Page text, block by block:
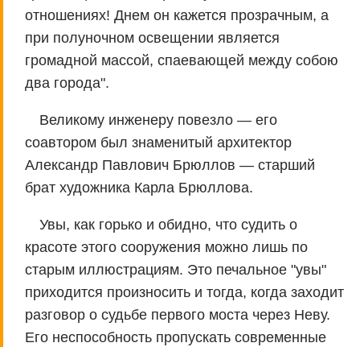
отношениях! Днем он кажется прозрачным, а
при полуночном освещении является
громадной массой, спаевающей между собою
два города".
Великому инженеру повезло — его
соавтором был знаменитый архитектор
Александр Павлович Брюллов — старший
брат художника Карла Брюллова.
Увы, как горько и обидно, что судить о
красоте этого сооружения можно лишь по
старым иллюстрациям. Это печальное "увы"
приходится произносить и тогда, когда заходит
разговор о судьбе первого моста через Неву.
Его неспособность пропускать современные